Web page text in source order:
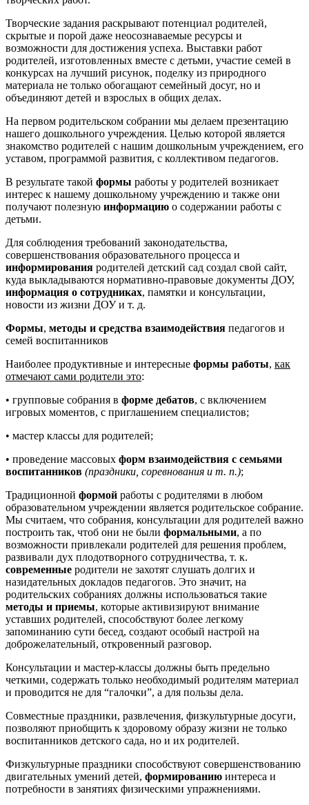
Творческие задания раскрывают потенциал родителей,
скрытые и порой даже неосознаваемые ресурсы и
возможности для достижения успеха. Выставки работ
родителей, изготовленных вместе с детьми, участие семей в
конкурсах на лучший рисунок, поделку из природного
материала не только обогащают семейный досуг, но и
объединяют детей и взрослых в общих делах.
На первом родительском собрании мы делаем презентацию
нашего дошкольного учреждения. Целью которой является
знакомство родителей с нашим дошкольным учреждением, его
уставом, программой развития, с коллективом педагогов.
В результате такой формы работы у родителей возникает
интерес к нашему дошкольному учреждению и также они
получают полезную информацию о содержании работы с
детьми.
Для соблюдения требований законодательства,
совершенствования образовательного процесса и
информирования родителей детский сад создал свой сайт,
куда выкладываются нормативно-правовые документы ДОУ,
информация о сотрудниках, памятки и консультации,
новости из жизни ДОУ и т. д.
Формы, методы и средства взаимодействия педагогов и
семей воспитанников
Наиболее продуктивные и интересные формы работы, как
отмечают сами родители это:
• групповые собрания в форме дебатов, с включением
игровых моментов, с приглашением специалистов;
• мастер классы для родителей;
• проведение массовых форм взаимодействия с семьями
воспитанников (праздники, соревнования и т. п.);
Традиционной формой работы с родителями в любом
образовательном учреждении является родительское собрание.
Мы считаем, что собрания, консультации для родителей важно
построить так, чтоб они не были формальными, а по
возможности привлекали родителей для решения проблем,
развивали дух плодотворного сотрудничества, т. к.
современные родители не захотят слушать долгих и
назидательных докладов педагогов. Это значит, на
родительских собраниях должны использоваться такие
методы и приемы, которые активизируют внимание
уставших родителей, способствуют более легкому
запоминанию сути бесед, создают особый настрой на
доброжелательный, откровенный разговор.
Консультации и мастер-классы должны быть предельно
четкими, содержать только необходимый родителям материал
и проводится не для “галочки”, а для пользы дела.
Совместные праздники, развлечения, физкультурные досуги,
позволяют приобщить к здоровому образу жизни не только
воспитанников детского сада, но и их родителей.
Физкультурные праздники способствуют совершенствованию
двигательных умений детей, формированию интереса и
потребности в занятиях физическими упражнениями.